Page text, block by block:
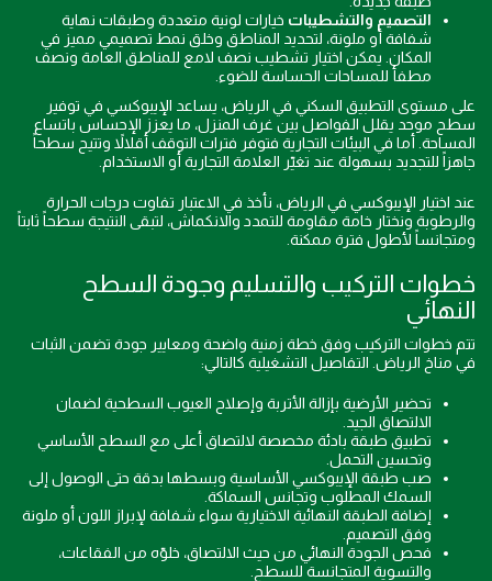
التصميم والتشطيبات خيارات لونية متعددة وطبقات نهاية
شفافة أو ملونة، لتحديد المناطق وخلق نمط تصميمي مميز في
المكان. يمكن اختيار تشطيب نصف لامع للمناطق العامة ونصف
مطفأ للمساحات الحساسة للضوء.
على مستوى التطبيق السكني في الرياض، يساعد الإيبوكسي في توفير
سطح موحد يقلل الفواصل بين غرف المنزل، ما يعزز الإحساس باتساع
المساحة. أما في البيئات التجارية فتوفر فترات التوقف أقلالاً وتتيح سطحاً
جاهزاً للتجديد بسهولة عند تغيّر العلامة التجارية أو الاستخدام.
عند اختيار الإيبوكسي في الرياض، نأخذ في الاعتبار تفاوت درجات الحرارة
والرطوبة ونختار خامة مقاومة للتمدد والانكماش، لتبقى النتيجة سطحاً ثابتاً
ومتجانساً لأطول فترة ممكنة.
خطوات التركيب والتسليم وجودة السطح
النهائي
تتم خطوات التركيب وفق خطة زمنية واضحة ومعايير جودة تضمن الثبات
في مناخ الرياض. التفاصيل التشغيلية كالتالي:
تحضير الأرضية بإزالة الأتربة وإصلاح العيوب السطحية لضمان
الالتصاق الجيد.
تطبيق طبقة بادئة مخصصة لالتصاق أعلى مع السطح الأساسي
وتحسين التحمل.
صب طبقة الإيبوكسي الأساسية وبسطها بدقة حتى الوصول إلى
السمك المطلوب وتجانس السماكة.
إضافة الطبقة النهائية الاختيارية سواء شفافة لإبراز اللون أو ملونة
وفق التصميم.
فحص الجودة النهائي من حيث الالتصاق، خلوّه من الفقاعات،
والتسوية المتجانسة للسطح.